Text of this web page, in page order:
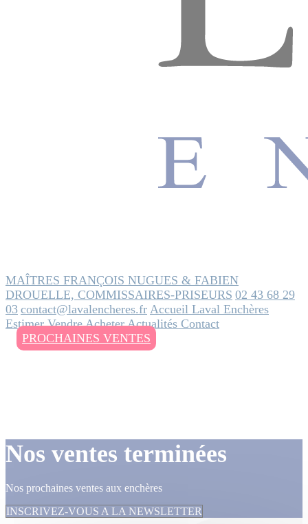
MAÎTRES FRANÇOIS NUGUES & FABIEN
DROUELLE, COMMISSAIRES-PRISEURS 02 43 68 29
03 contact@lavalencheres.fr Accueil Laval Enchères
EstimerVendreAcheterActualités Contact
PROCHAINES VENTES
Nos ventes terminées
Nos prochaines ventes aux enchères
INSCRIVEZ-VOUS A LA NEWSLETTER